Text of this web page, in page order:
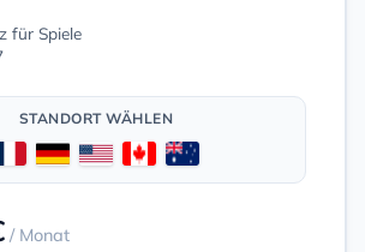
für Spiele
STANDORT WÄHLEN
/ Monat